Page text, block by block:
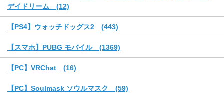
デイドリーム (12)
【PS4】ウォッチドッグス2 (443)
【スマホ】PUBG モバイル (1369)
【PC】VRChat (16)
【PC】Soulmask ソウルマスク (59)